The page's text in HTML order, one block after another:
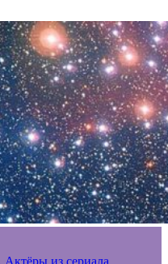
из сериала